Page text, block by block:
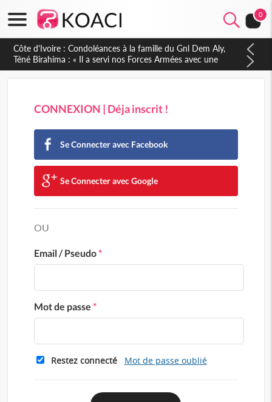
0
Côte d'Ivoire : Attaques contre le PDCI-RDA : depuis Daloa,
Yapo Yapo Calice affirme que « ces épreuves n'ont fait que
renforcer notre résilience »
CONNEXION | Déja inscrit !
Se Connecter avec Facebook
Se Connecter avec Google
OU
Email / Pseudo*
Mot de passe *
Restez connecté Mot de passe oublié